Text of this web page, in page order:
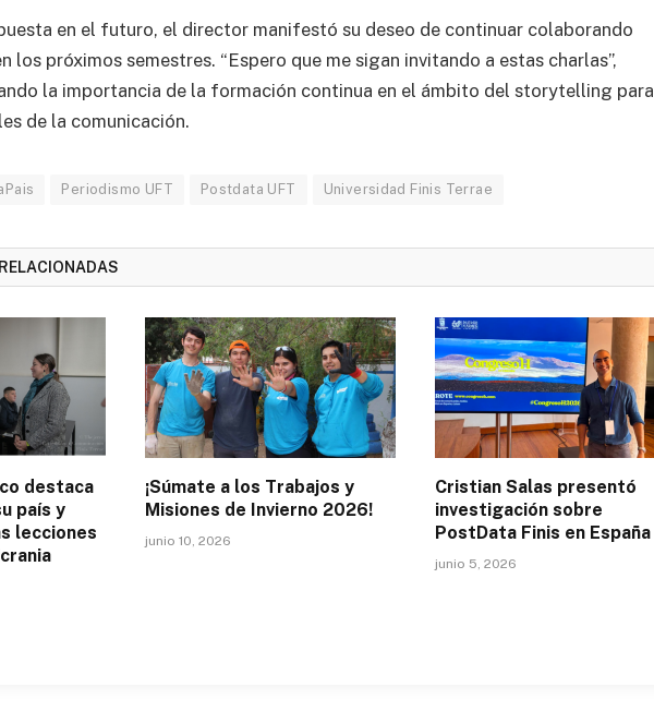
en el futuro, el director manifestó su deseo de continuar colaborando
los próximos semestres. “Espero que me sigan invitando a estas charlas”,
la importancia de la formación continua en el ámbito del storytelling para
de la comunicación.
Periodismo UFT Postdata UFT Universidad Finis Terrae
destaca
país y
lecciones
¡Súmate a los Trabajos y
Misiones de Invierno 2026!
junio 10, 2026
Cristian Salas presentó
investigación sobre
PostData Finis en España
junio 5, 2026